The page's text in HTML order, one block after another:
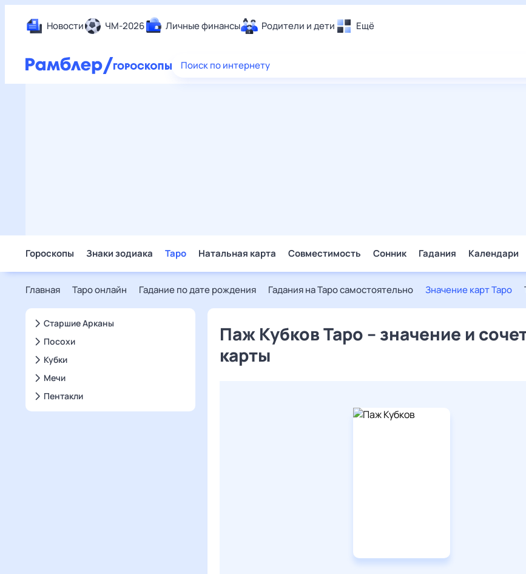
Новости ЧМ-2026 Личные финансы Родители и дети Ещё
Еда
Поиск по интернету
Гороскопы Знаки зодиака Таро Натальная карта Совместимость Сонник Гадания Календари
Главная Таро онлайн Гадание по дате рождения Гадания на Таро самостоятельно Значение карт Таро
Старшие Арканы
Посохи
Кубки
Мечи
Пентакли
Паж Кубков Таро – значение и
карты